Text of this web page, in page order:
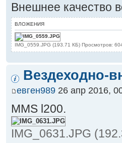
Внешнее качество
ВЛОЖЕНИЯ
IMG_0559.JPG (193.71 КБ) Просмотров:
Вездеходно-
евген989 26 апр 2016,
MMS l200.
IMG_0631.JPG